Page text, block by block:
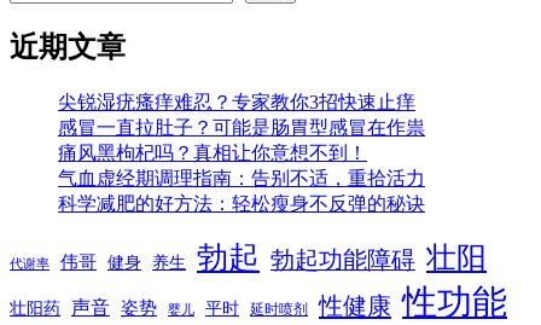
近期文章
尖锐湿疣瘙痒难忍？专家教你3招快速止痒
感冒一直拉肚子？可能是肠胃型感冒在作祟
痛风黑枸杞吗？真相让你意想不到！
气血虚经期调理指南：告别不适，重拾活力
科学减肥的好方法：轻松瘦身不反弹的秘诀
代谢率 伟哥 健身 养生 勃起 勃起功能障碍 壮阳
壮阳药 声音 姿势 婴儿 平时 延时喷剂 性健康 性功能